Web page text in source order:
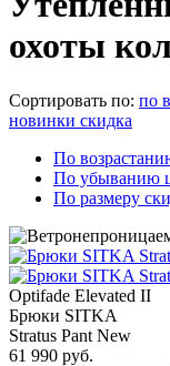
охоты
Сортировать по: по
новинки скидка
По
По убыванию
По размеру
Optifade Elevated II
Брюки SITKA
Stratus Pant New
61 990 руб.